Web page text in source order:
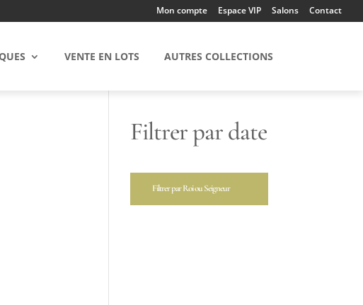
Mon compte Espace VIP Salons Contact
VENTE EN LOTS AUTRES COLLECTIONS
Filtrer par date
Filtrer par Roi ou Seigneur